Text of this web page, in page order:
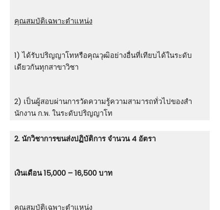
คุณสมบัติเฉพาะตำแหน่ง
1) ได้รับปริญญาโทหรือคุณวุฒิอย่างอื่นที่เทียบได้ในระดับ
เดียวกันทุกสาขาวิชา
2) เป็นผู้สอบผ่านการวัดความรู้ความสามารถทั่วไปของสํา
นักงาน ก.พ. ในระดับปริญญาโท
2. นักวิชาการขนส่งปฏิบัติการ จำนวน 4 อัตรา
เงินเดือน 15,000 – 16,500 บาท
คุณสมบัติเฉพาะตำแหน่ง